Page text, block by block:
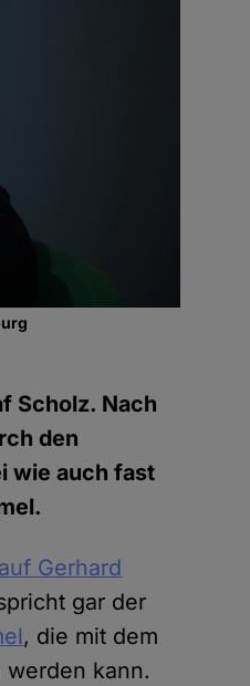
Scholz. Nach
den
wie auch fast
Gerhard
gar der
, die mit dem
kann.